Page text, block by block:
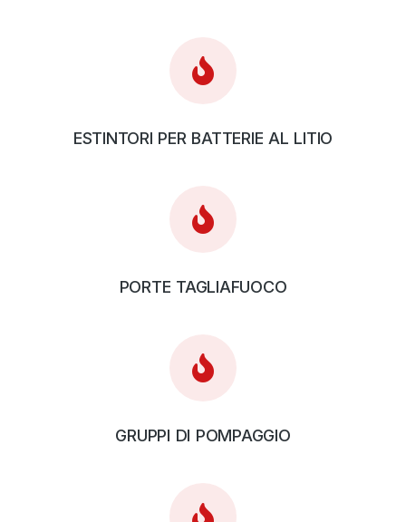
ESTINTORI PER BATTERIE AL LITIO
PORTE TAGLIAFUOCO
GRUPPI DI POMPAGGIO